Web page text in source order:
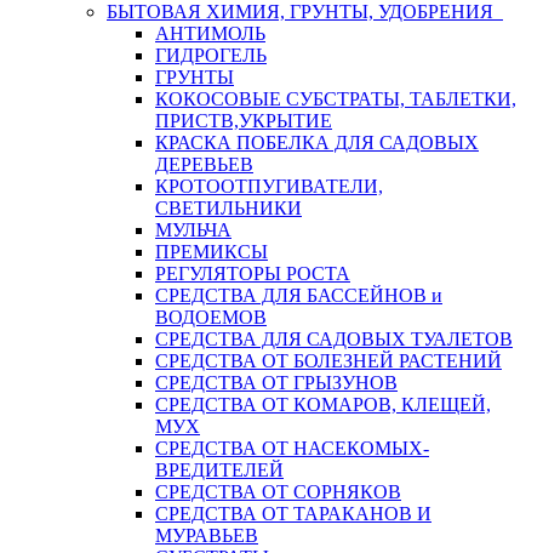
БЫТОВАЯ ХИМИЯ, ГРУНТЫ, УДОБРЕНИЯ
АНТИМОЛЬ
ГИДРОГЕЛЬ
ГРУНТЫ
КОКОСОВЫЕ СУБСТРАТЫ, ТАБЛЕТКИ,
ПРИСТВ,УКРЫТИЕ
КРАСКА ПОБЕЛКА ДЛЯ САДОВЫХ
ДЕРЕВЬЕВ
КРОТООТПУГИВАТЕЛИ,
СВЕТИЛЬНИКИ
МУЛЬЧА
ПРЕМИКСЫ
РЕГУЛЯТОРЫ РОСТА
СРЕДСТВА ДЛЯ БАССЕЙНОВ и
ВОДОЕМОВ
СРЕДСТВА ДЛЯ САДОВЫХ ТУАЛЕТОВ
СРЕДСТВА ОТ БОЛЕЗНЕЙ РАСТЕНИЙ
СРЕДСТВА ОТ ГРЫЗУНОВ
СРЕДСТВА ОТ КОМАРОВ, КЛЕЩЕЙ,
МУХ
СРЕДСТВА ОТ НАСЕКОМЫХ-
ВРЕДИТЕЛЕЙ
СРЕДСТВА ОТ СОРНЯКОВ
СРЕДСТВА ОТ ТАРАКАНОВ И
МУРАВЬЕВ